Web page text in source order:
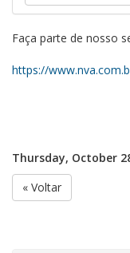
Faça parte de nosso
https://
Thursday, October
« Voltar